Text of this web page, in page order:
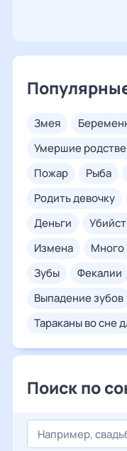
змея
умершие
пожар
рыба
родить девочку
деньги
измена
зубы
фекалии
выпадение зубов
тараканы во
Поиск по